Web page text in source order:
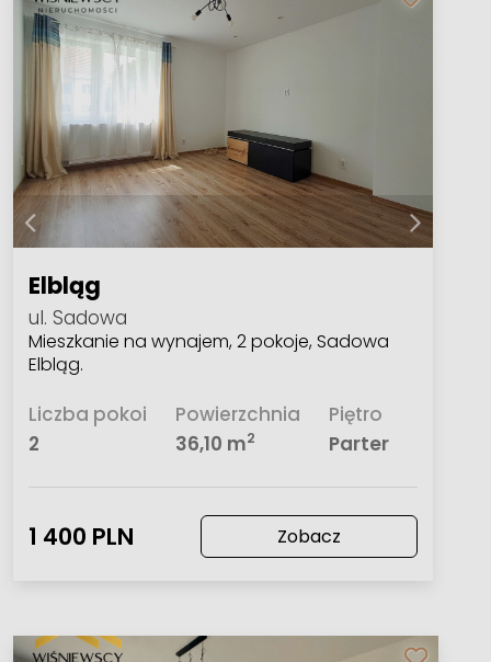
Elbląg
ul. Sadowa
Mieszkanie na wynajem, 2 pokoje, Sadowa
Elbląg.
Liczba pokoi
2
Powierzchnia
36,10 m2
Piętro
Parter
1 400 PLN Zobacz